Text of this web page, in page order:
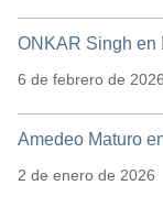
ONKAR Singh en
6 de febrero de 2026
Amedeo Maturo
2 de enero de 2026